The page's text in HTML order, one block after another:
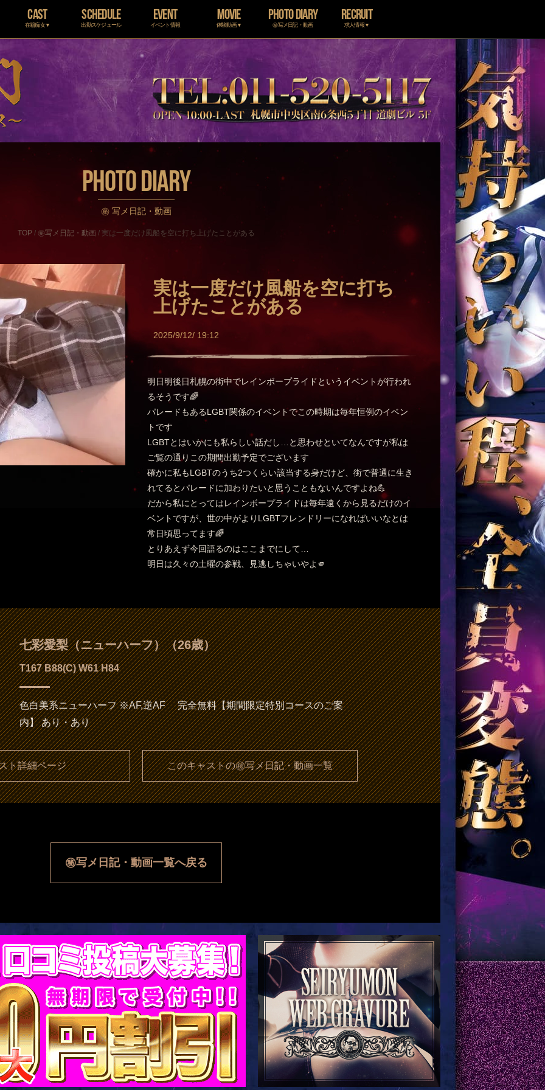
CAST
在籍痴女▼
SCHEDULE
出勤スケジュール
EVENT
イベント情報
MOVIE
体験動画▼
PHOTO DIARY
㊙写メ日記・動画
RECRUIT
求人情報▼
PHOTO DIARY
㊙ 写メ日記・動画
TOP / ㊙写メ日記・動画 / 実は一度だけ風船を空に打ち上げたことがある
実は一度だけ風船を空に打ち
上げたことがある
2025/9/12/ 19:12
明日明後日札幌の街中でレインボープライドというイベントが行われ
るそうです🌈
パレードもあるLGBT関係のイベントでこの時期は毎年恒例のイベン
トです
LGBTとはいかにも私らしい話だし…と思わせといてなんですが私は
ご覧の通りこの期間出勤予定でございます
確かに私もLGBTのうち2つくらい該当する身だけど、街で普通に生き
れてるとパレードに加わりたいと思うこともないんですよね💪
だから私にとってはレインボープライドは毎年遠くから見るだけのイ
ベントですが、世の中がよりLGBTフレンドリーになればいいなとは
常日頃思ってます🌈
とりあえず今回語るのはここまでにして…
明日は久々の土曜の参戦、見逃しちゃいやよ🫵
七彩愛梨（ニューハーフ）（26歳）
T167 B88(C) W61 H84
色白美系ニューハーフ ※AF,逆AF 完全無料【期間限定特別コースのご案
内】 あり・あり
ト詳細ページ このキャストの㊙写メ日記・動画一覧
㊙写メ日記・動画一覧へ戻る